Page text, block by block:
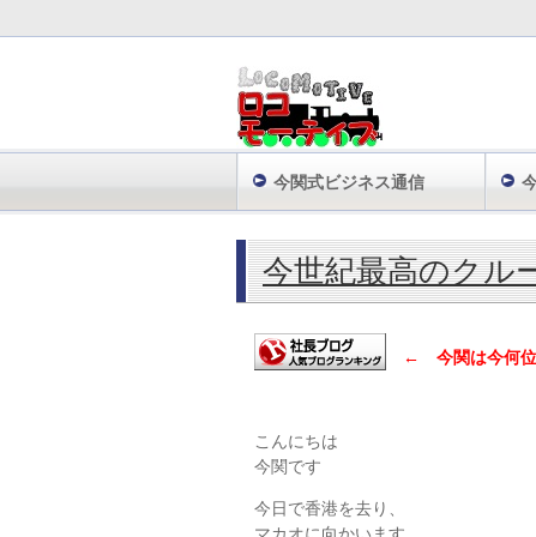
今世紀最高のクル
← 今関は今何位
こんにちは
今関です
今日で香港を去り、
今関式ビジネス通信